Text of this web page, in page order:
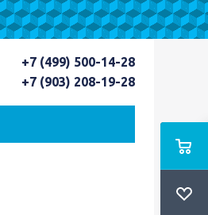
+7 (499) 500-14-28
+7 (903) 208-19-28